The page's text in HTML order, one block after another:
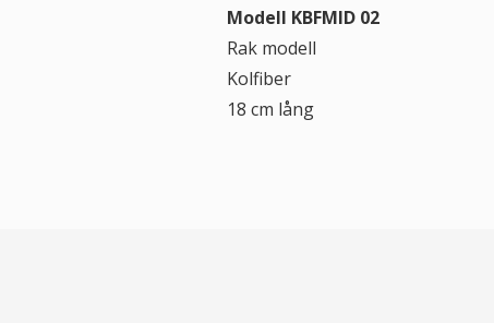
Modell KBFMID 02
Rak modell
Kolfiber
18 cm lång